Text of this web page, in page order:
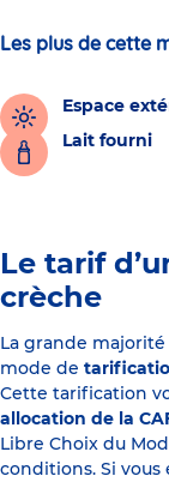
Les plus de cette
Espace
Lait fourni
Le tarif
crèche
La grande majorité
mode de
Cette tarification
allocation de la
Libre Choix du
conditions. Si